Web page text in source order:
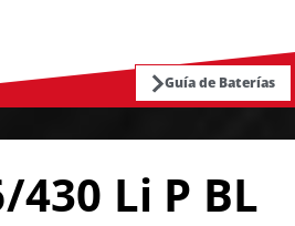
Guía de Baterías
430 Li P BL